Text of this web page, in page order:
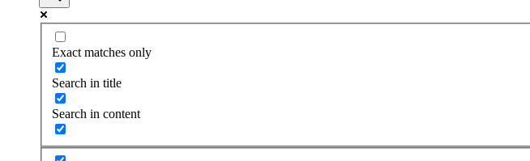
Exact matches only
Search in title
Search in content